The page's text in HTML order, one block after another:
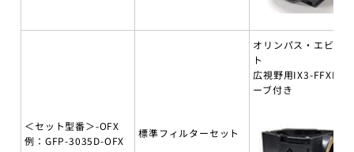
＜セット型番＞-OFX
例：GFP-3035D-OFX
標準フィルターセット
オリンパス・エビデン
ト
広視野用IX3-FFXLキ
ーブ付き